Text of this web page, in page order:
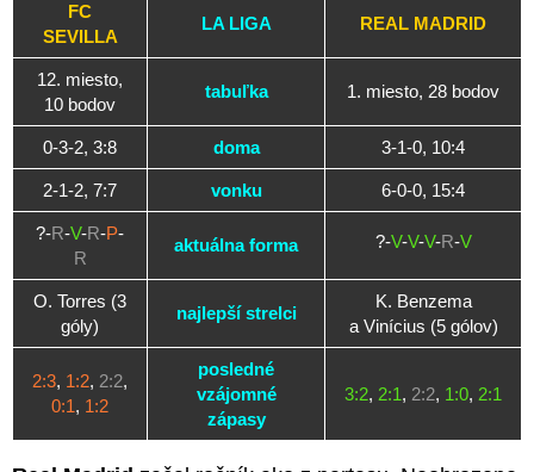
FC
SEVILLA
LA LIGA REAL MADRID
12. miesto,
10 bodov
tabuľka 1. miesto, 28 bodov
0-3-2, 3:8 doma 3-1-0, 10:4
2-1-2, 7:7 vonku 6-0-0, 15:4
?-R-V-R-P-
R
aktuálna forma ?-V-V-V-R-V
O. Torres (3
góly)
najlepší strelci
K. Benzema
a Vinícius (5 gólov)
2:3, 1:2, 2:2,
0:1, 1:2
posledné
vzájomné
zápasy
3:2, 2:1, 2:2, 1:0, 2:1